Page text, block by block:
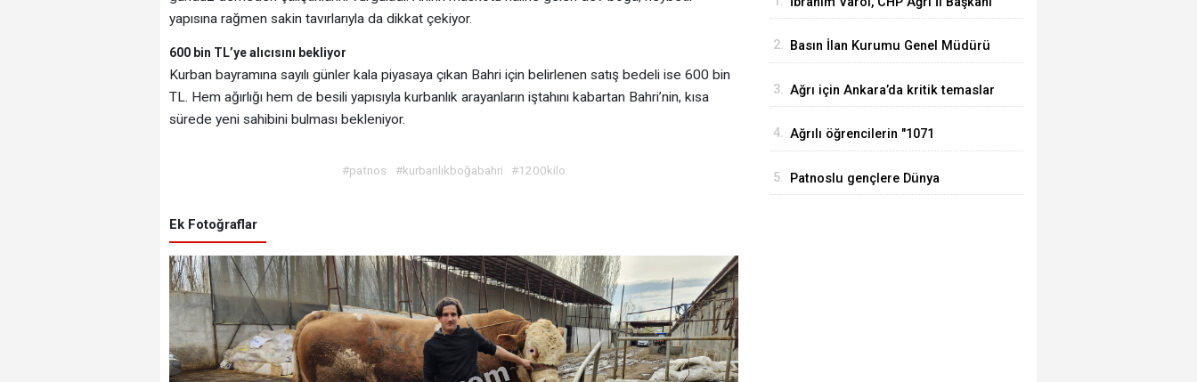
yapısına rağmen sakin tavırlarıyla da dikkat çekiyor.
600 bin TL’ye alıcısını bekliyor
Kurban bayramına sayılı günler kala piyasaya çıkan Bahri için belirlenen satış bedeli ise 600 bin
TL. Hem ağırlığı hem de besili yapısıyla kurbanlık arayanların iştahını kabartan Bahri’nin, kısa
sürede yeni sahibini bulması bekleniyor.
#patnos #kurbanlıkboğabahri #1200kilo
Ek Fotoğraflar
2. Basın İlan Kurumu Genel Müdürü
araya geldi
3. Ağrı için Ankara’da kritik temaslar
4. Ağrılı öğrencilerin "1071
Vizyonuna" eğitim yolculuğu
5. Patnoslu gençlere Dünya